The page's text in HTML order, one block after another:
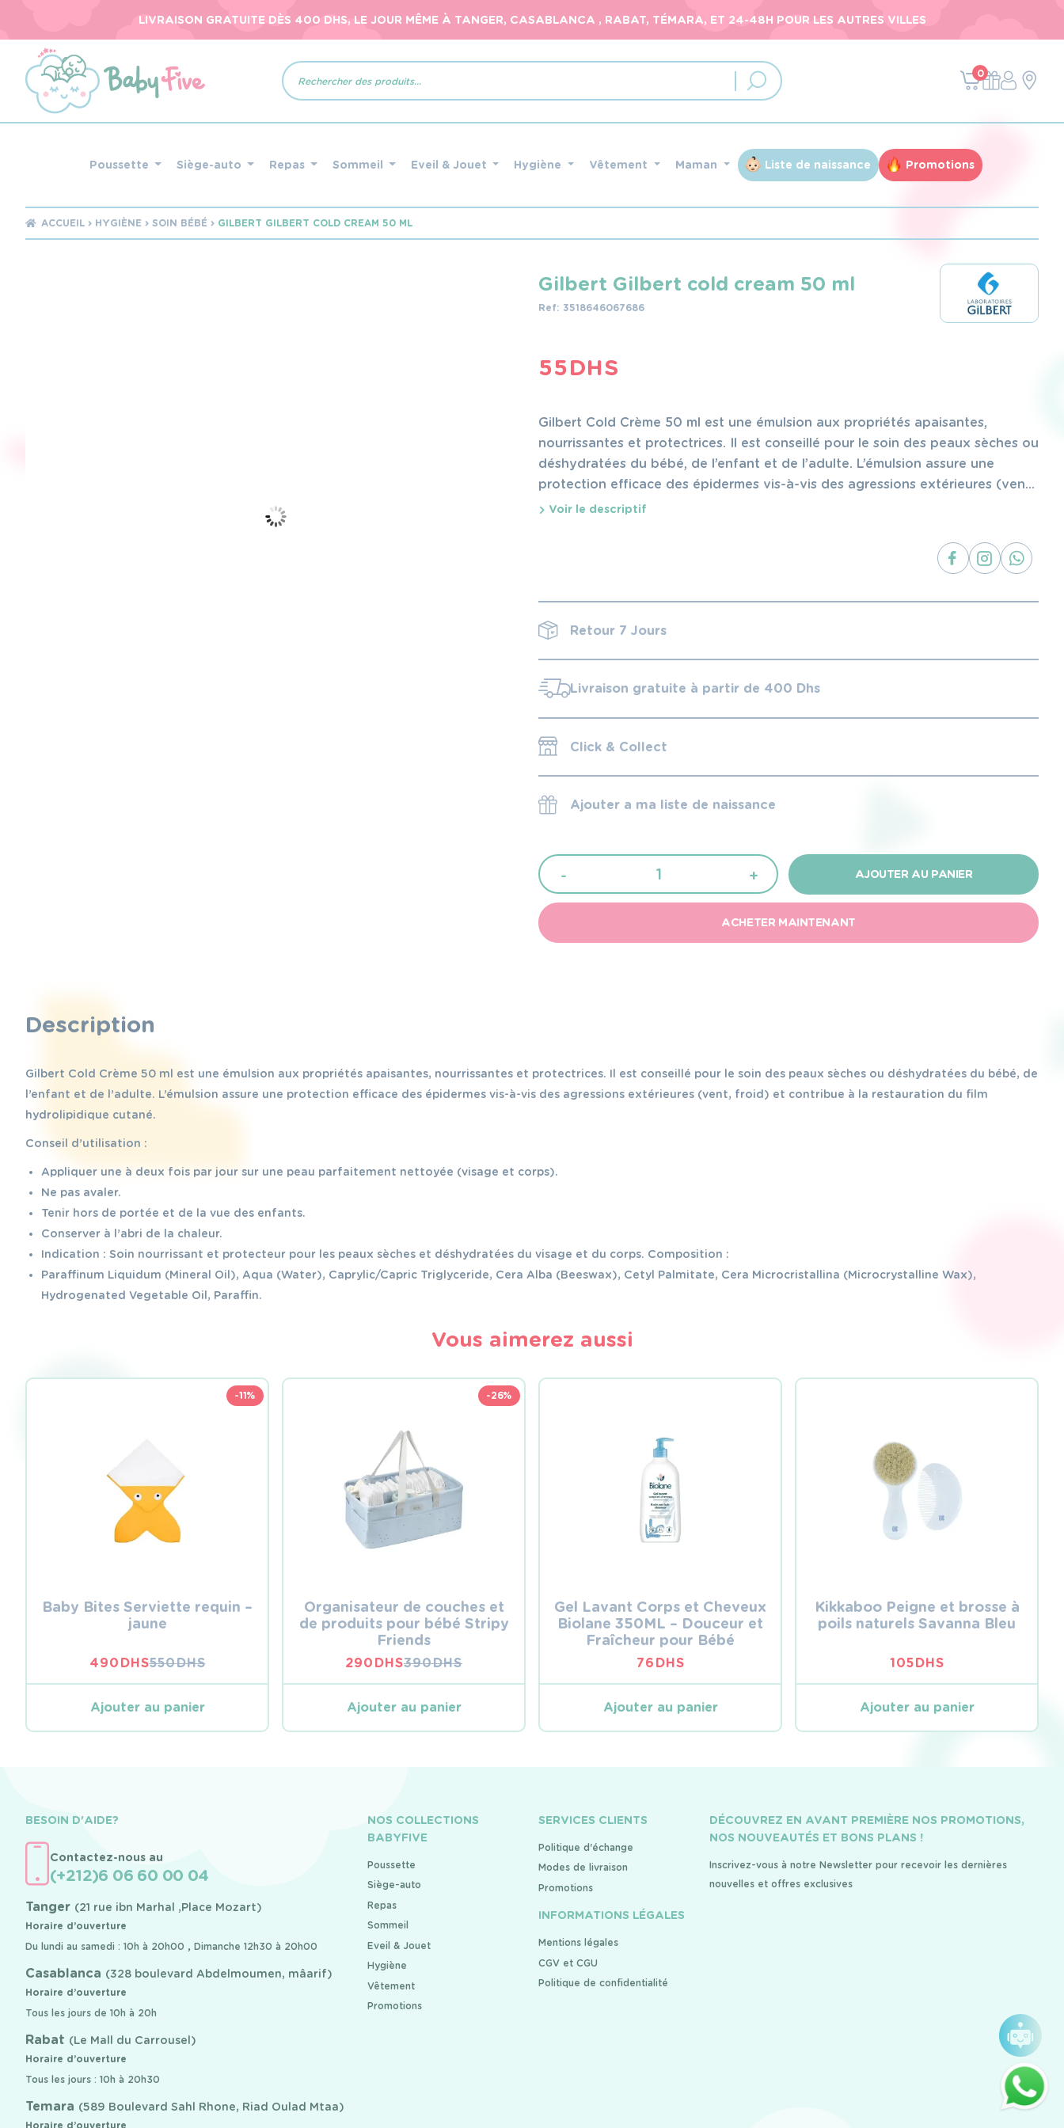
LIVRAISON GRATUITE DÈS 400 DHS, LE JOUR MÊME À TANGER, CASABLANCA , RABAT, TÉMARA, ET 24-48H POUR LES AUTRES VILLES
Recherche
de
produits
0
Poussette Siège-auto Repas Sommeil Eveil & Jouet Hygiène Vêtement Maman Liste de naissance Promotions
ACCUEIL HYGIÈNE SOIN BÉBÉ GILBERT GILBERT COLD CREAM 50 ML
Gilbert Gilbert cold cream 50 ml
Ref: 3518646067686
55DHS
Gilbert Cold Crème 50 ml est une émulsion aux propriétés apaisantes,
nourrissantes et protectrices. Il est conseillé pour le soin des peaux sèches ou
déshydratées du bébé, de l’enfant et de l’adulte. L’émulsion assure une
protection efficace des épidermes vis-à-vis des agressions extérieures (vent,
froid) et contribue à la restauration du film hydrolipidique cutané.
Voir le descriptif
Retour 7 Jours
Livraison gratuite à partir de 400 Dhs
Click & Collect
Ajouter a ma liste de naissance
-
quantité
de
Gilbert
Gilbert
+ AJOUTER AU PANIER
ACHETER MAINTENANT
Description
Gilbert Cold Crème 50 ml est une émulsion aux propriétés apaisantes, nourrissantes et protectrices. Il est conseillé pour le soin des peaux sèches ou déshydratées du bébé, de
l’enfant et de l’adulte. L’émulsion assure une protection efficace des épidermes vis-à-vis des agressions extérieures (vent, froid) et contribue à la restauration du film
hydrolipidique cutané.
Conseil d’utilisation :
Appliquer une à deux fois par jour sur une peau parfaitement nettoyée (visage et corps).
Ne pas avaler.
Tenir hors de portée et de la vue des enfants.
Conserver à l’abri de la chaleur.
Indication : Soin nourrissant et protecteur pour les peaux sèches et déshydratées du visage et du corps. Composition :
Paraffinum Liquidum (Mineral Oil), Aqua (Water), Caprylic/Capric Triglyceride, Cera Alba (Beeswax), Cetyl Palmitate, Cera Microcristallina (Microcrystalline Wax),
Hydrogenated Vegetable Oil, Paraffin.
Vous aimerez aussi
-11%
Baby Bites Serviette requin –
jaune
550DHS
LE
PRIX
INITIAL
ÉTAIT :
550 DHS.
490 DHSLE
PRIX
ACTUEL
EST :
490 DHS.
Ajouter au panier
-26%
Organisateur de couches et
de produits pour bébé Stripy
Friends
390DHS
LE
PRIX
INITIAL
ÉTAIT :
390 DHS.
290 DHSLE
PRIX
ACTUEL
EST :
290 DHS.
Ajouter au panier
Gel Lavant Corps et Cheveux
Biolane 350ML – Douceur et
Fraîcheur pour Bébé
76 DHS
Ajouter au panier
Kikkaboo Peigne et brosse à
poils naturels Savanna Bleu
105DHS
Ajouter au panier
BESOIN D'AIDE?
Contactez-nous au
(+212)6 06 60 00 04
Tanger (21 rue ibn Marhal ,Place Mozart)
Horaire d’ouverture
Du lundi au samedi : 10h à 20h00 , Dimanche 12h30 à 20h00
Casablanca (328 boulevard Abdelmoumen, mâarif)
Horaire d’ouverture
Tous les jours de 10h à 20h
Rabat (Le Mall du Carrousel)
Horaire d’ouverture
Tous les jours : 10h à 20h30
Temara (589 Boulevard Sahl Rhone, Riad Oulad Mtaa)
Horaire d’ouverture
NOS COLLECTIONS
BABYFIVE
Poussette
Siège-auto
Repas
Sommeil
Eveil & Jouet
Hygiène
Vêtement
Promotions
SERVICES CLIENTS
Politique d'échange
Modes de livraison
Promotions
INFORMATIONS LÉGALES
Mentions légales
CGV et CGU
Politique de confidentialité
DÉCOUVREZ EN AVANT PREMIÈRE NOS PROMOTIONS,
NOS NOUVEAUTÉS ET BONS PLANS !
Inscrivez-vous à notre Newsletter pour recevoir les dernières
nouvelles et offres exclusives